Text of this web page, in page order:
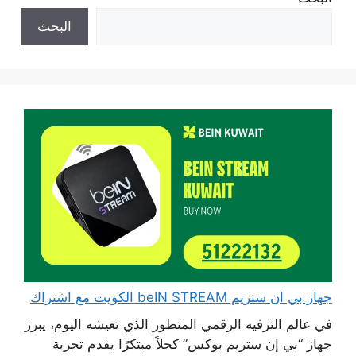
البحث
جهاز بي ان ستريم beIN STREAM الكويت مع اشتراك
في عالم الترفيه الرقمي المتطور الذي تعيشه اليوم، يبرز
جهاز “بي إن ستريم بوكس” كحلاً مبتكرًا يقدم تجربة